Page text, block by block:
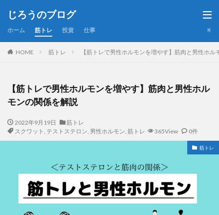
じろうのブログ
ホーム 筋トレ 投資 仕事
HOME 筋トレ 【筋トレで男性ホルモンを増やす】筋肉と男性ホル
【筋トレで男性ホルモンを増やす】筋肉と男性ホル
モンの関係を解説
2022年9月19日
筋トレ
スクワット , テストステロン, 男性ホルモン, 筋トレ 365View 0件
筋トレ